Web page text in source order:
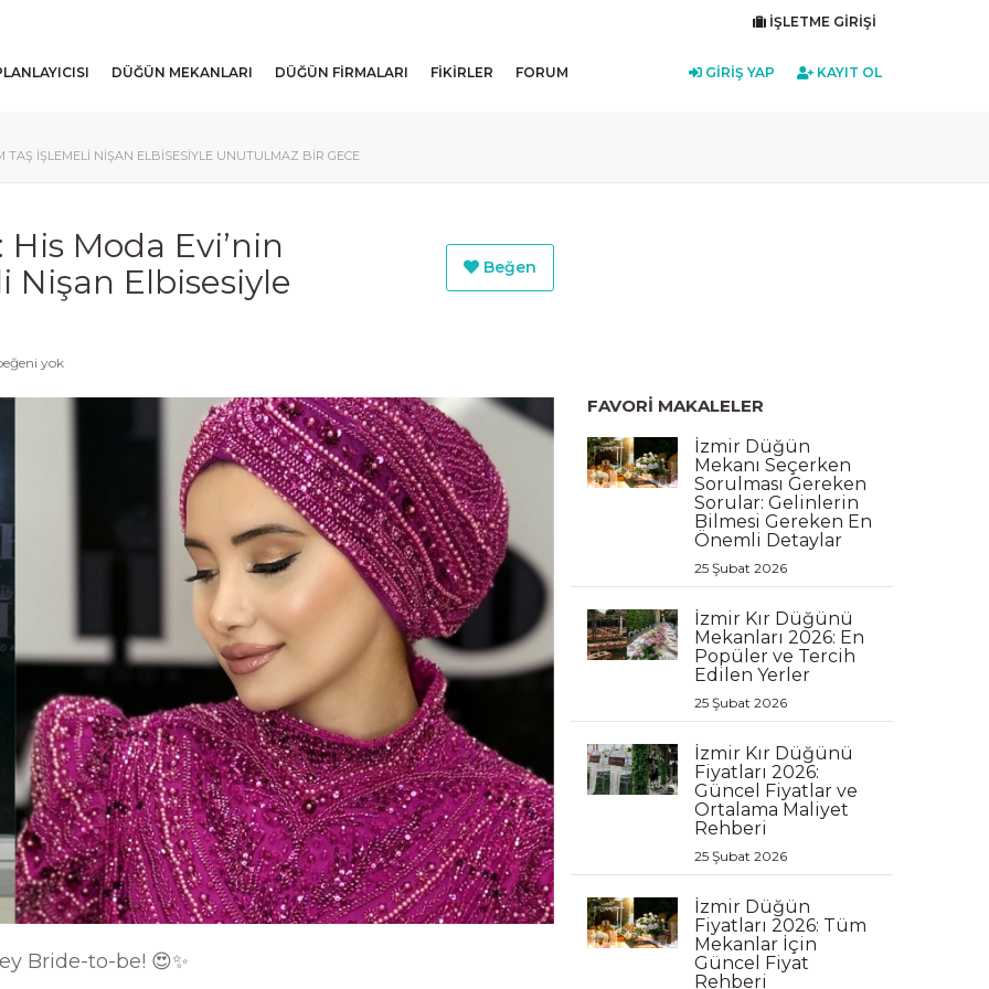
İŞLETME GIRIŞI
DÜĞÜN MEKANLARI DÜĞÜN FIRMALARI FIKIRLER FORUM KAYIT OL
GIRIŞ YAP
İŞLEMELI NIŞAN ELBISESIYLE UNUTULMAZ BIR GECE
His Moda Evi’nin
Nişan Elbisesiyle
yok
Beğen
Bride-to-be! 😍✨
FAVORI MAKALELER
İzmir Düğün
Mekanı Seçerken
Sorulması Gereken
Sorular: Gelinlerin
Bilmesi Gereken En
Önemli Detaylar
25 Şubat 2026
İzmir Kır Düğünü
Mekanları 2026: En
Popüler ve Tercih
Edilen Yerler
25 Şubat 2026
İzmir Kır Düğünü
Fiyatları 2026:
Güncel Fiyatlar ve
Ortalama Maliyet
Rehberi
25 Şubat 2026
İzmir Düğün
Fiyatları 2026: Tüm
Mekanlar İçin
Güncel Fiyat
Rehberi